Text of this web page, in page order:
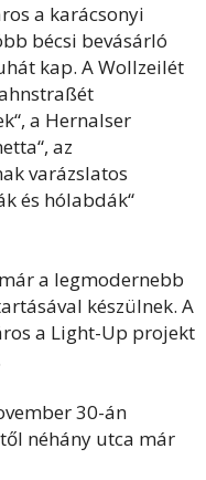
a karácsonyi
bécsi bevásárló
kap. A Wollzeilét
a Hernalser
az
varázslatos
és hólabdák“
a legmodernebb
készülnek. A
a Light-Up projekt
30-án
néhány utca már